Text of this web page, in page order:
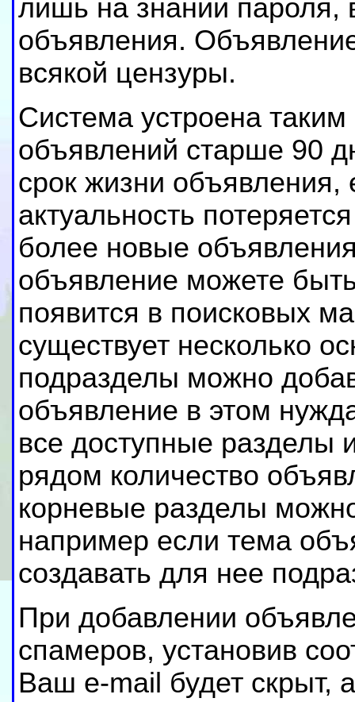
лишь на знании пароля,
объявления.
всякой цензуры.
Система устроена
объявлений старше 90
срок жизни объявления,
актуальность
более новые
объявление можете
появится в поисковых
существует несколько
подразделы можно
объявление в этом
все доступные разделы
рядом количество
корневые разделы
например если тема
создавать для нее
При добавлении
спамеров, установив
Ваш e-mail будет скрыт,